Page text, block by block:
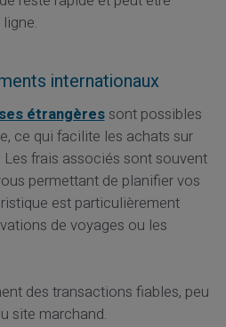
internationaux
étrangèressont possibles
ce qui facilite les achats sur
frais associés sont souvent
permettant de planifier vos
est particulièrement
de voyages ou les
des transactions fiables, peu
site marchand.